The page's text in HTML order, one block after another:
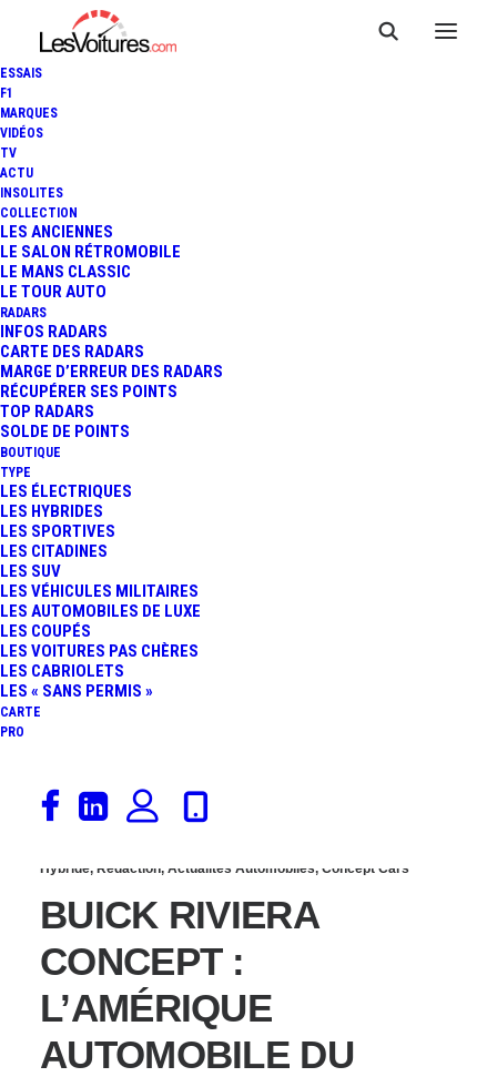
ESSAIS
F1
MARQUES
VIDÉOS
TV
ACTU
INSOLITES
COLLECTION
LES ANCIENNES
LE SALON RÉTROMOBILE
LE MANS CLASSIC
LE TOUR AUTO
RADARS
INFOS RADARS
CARTE DES RADARS
MARGE D’ERREUR DES RADARS
RÉCUPÉRER SES POINTS
TOP RADARS
SOLDE DE POINTS
BOUTIQUE
TYPE
LES ÉLECTRIQUES
LES HYBRIDES
LES SPORTIVES
LES CITADINES
LES SUV
LES VÉHICULES MILITAIRES
LES AUTOMOBILES DE LUXE
LES COUPÉS
LES VOITURES PAS CHÈRES
LES CABRIOLETS
LES « SANS PERMIS »
CARTE
PRO
23 juillet 2018
LA TRAVERSÉE DE
PARIS ESTIVALE 2018 :
RETOUR SUR UNE
JOURNÉE MÉMORABLE
Hybride, Rédaction, Actualités Automobiles, Concept Cars
BUICK RIVIERA
CONCEPT :
L’AMÉRIQUE
AUTOMOBILE DU